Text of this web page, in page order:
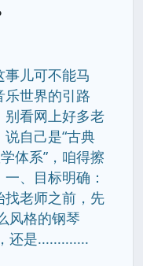
儿可不能马
乐世界的引路
别看网上好多老
自己是“古典
体系”，咱得擦
、目标明确：
找老师之前，先
风格的钢琴
还是.............